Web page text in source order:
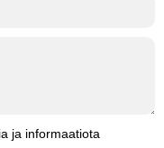
ja informaatiota